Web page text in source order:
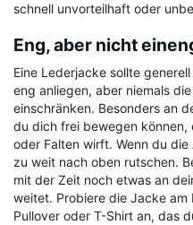
schnell unvorteilhaft oder
Eng, aber nicht
Eine Lederjacke sollte
eng anliegen, aber niemals
einschränken. Besonders an
du dich frei bewegen können,
oder Falten wirft. Wenn du
zu weit nach oben rutschen.
mit der Zeit noch etwas an
weitet. Probiere die Jacke am
Pullover oder T-Shirt an, das